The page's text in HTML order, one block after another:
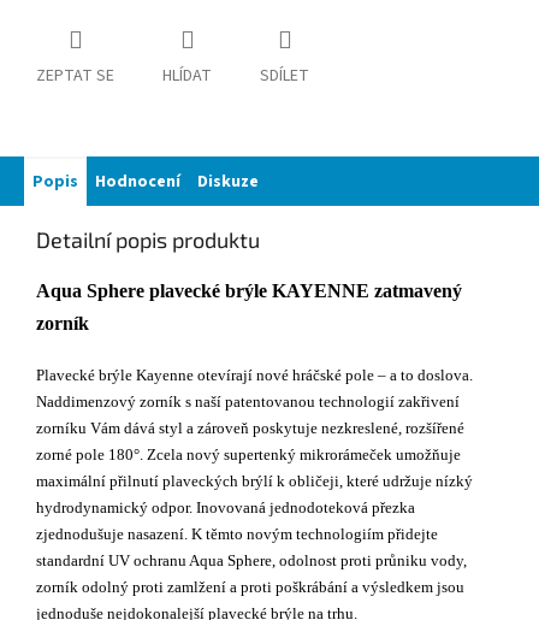
ZEPTAT SE HLÍDAT SDÍLET
Popis Hodnocení Diskuze
Detailní popis produktu
Aqua Sphere plavecké brýle KAYENNE zatmavený
zorník
Plavecké brýle Kayenne otevírají nové hráčské pole – a to doslova.
Naddimenzový zorník s naší patentovanou technologií zakřivení
zorníku Vám dává styl a zároveň poskytuje nezkreslené, rozšířené
zorné pole 180°. Zcela nový supertenký mikrorámeček umožňuje
maximální přilnutí plaveckých brýlí k obličeji, které udržuje nízký
hydrodynamický odpor. Inovovaná jednodoteková přezka
zjednodušuje nasazení. K těmto novým technologiím přidejte
standardní UV ochranu Aqua Sphere, odolnost proti průniku vody,
zorník odolný proti zamlžení a proti poškrábání a výsledkem jsou
jednoduše nejdokonalejší plavecké brýle na trhu.